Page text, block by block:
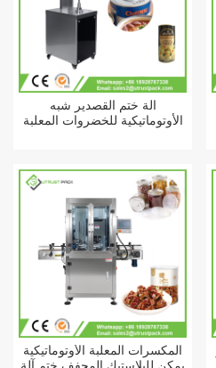
آلة ختم القصدير شبه
الأوتوماتيكية للخضروات المعلبة
المكسرات المعلبة الأوتوماتيكية